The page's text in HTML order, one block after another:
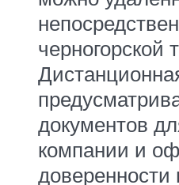
черногорской
документов
компании и
доверенности